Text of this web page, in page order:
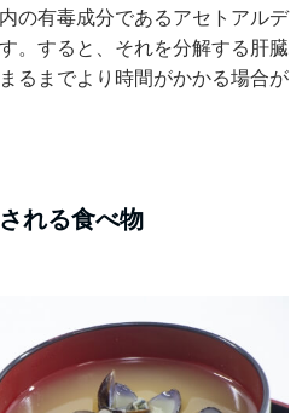
の有毒成分であるアセトアルデ
。すると、それを分解する肝臓
るまでより時間がかかる場合が
れる食べ物